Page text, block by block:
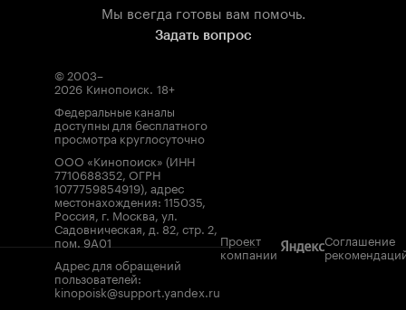
Мы всегда готовы вам помочь.
Задать вопрос
© 2003–
2026 Кинопоиск. 18+
Федеральные каналы
доступны для бесплатного
просмотра круглосуточно
ООО «Кинопоиск» (ИНН
7710688352, ОГРН
1077759854919), адрес
местонахождения: 115035,
Россия, г. Москва, ул.
Садовническая, д. 82, стр. 2,
пом. 9А01
Адрес для обращений
пользователей:
kinopoisk@support.yandex.ru
Проект
компании
Соглашение